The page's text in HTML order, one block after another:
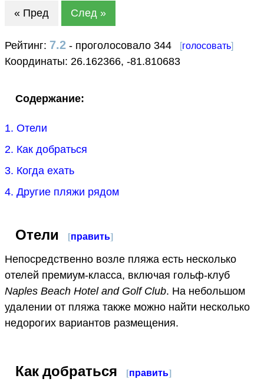
« Пред
След »
Рейтинг: 7.2 - проголосовало 344 [голосовать]
Координаты: 26.162366, -81.810683
Содержание:
1. Отели
2. Как добраться
3. Когда ехать
4. Другие пляжи рядом
Отели [править]
Непосредственно возле пляжа есть несколько
отелей премиум-класса, включая гольф-клуб
Naples Beach Hotel and Golf Club. На небольшом
удалении от пляжа также можно найти несколько
недорогих вариантов размещения.
Как добраться [править]